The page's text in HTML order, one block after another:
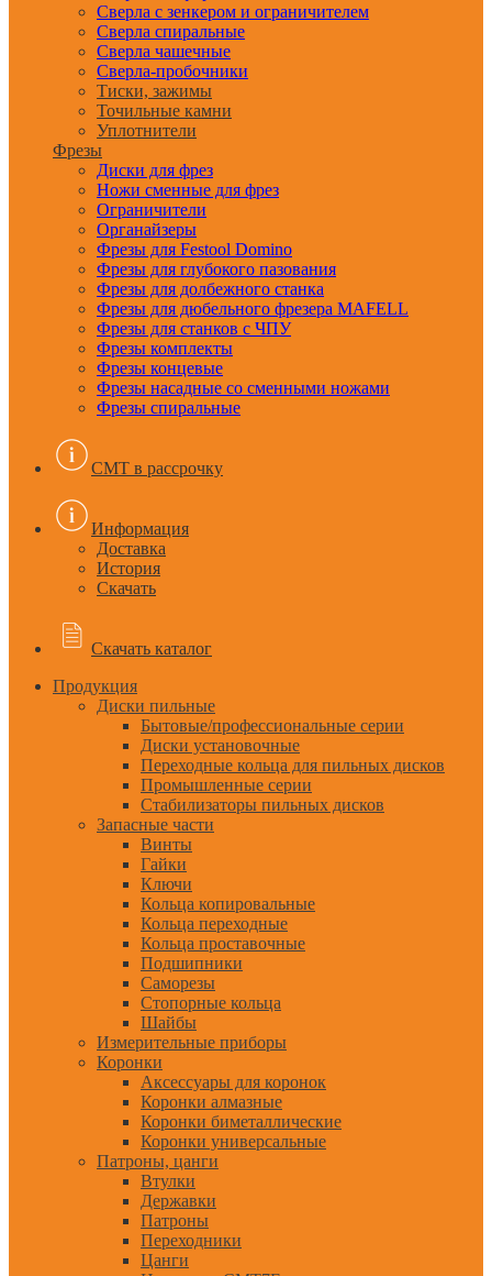
Сверла с зенкером и ограничителем
Сверла спиральные
Сверла чашечные
Сверла-пробочники
Тиски, зажимы
Точильные камни
Уплотнители
Фрезы
Диски для фрез
Ножи сменные для фрез
Ограничители
Органайзеры
Фрезы для Festool Domino
Фрезы для глубокого пазования
Фрезы для долбежного станка
Фрезы для дюбельного фрезера MAFELL
Фрезы для станков с ЧПУ
Фрезы комплекты
Фрезы концевые
Фрезы насадные со сменными ножами
Фрезы спиральные
CMT в рассрочку
Информация
Доставка
История
Скачать
Скачать каталог
Продукция
Диски пильные
Бытовые/профессиональные серии
Диски установочные
Переходные кольца для пильных дисков
Промышленные серии
Стабилизаторы пильных дисков
Запасные части
Винты
Гайки
Ключи
Кольца копировальные
Кольца переходные
Кольца проставочные
Подшипники
Саморезы
Стопорные кольца
Шайбы
Измерительные приборы
Коронки
Аксессуары для коронок
Коронки алмазные
Коронки биметаллические
Коронки универсальные
Патроны, цанги
Втулки
Державки
Патроны
Переходники
Цанги